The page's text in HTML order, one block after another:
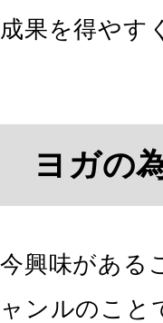
成果を得やす
ヨガの
今興味がある
ャンルのこと